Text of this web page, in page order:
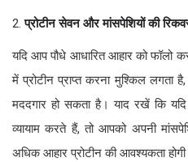
2.प्रोटीन सेवन और मांसपेशियों की
यदि आप पौधे आधारित आहार को फॉलो
में प्रोटीन प्राप्त करना मुश्किल लगता
मददगार हो सकता है। याद रखें कि
व्यायाम करते हैं, तो आपको अपनी
अधिक आहार प्रोटीन की आवश्यकता